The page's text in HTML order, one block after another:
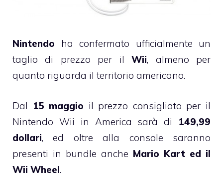
Nintendo ha confermato ufficialmente un
taglio di prezzo per ilWii, almeno per
quanto riguarda il territorio americano.
Dal 15 maggio il prezzo consigliato per il
Nintendo Wii in America sarà di 149,99
dollari, ed oltre alla console saranno
presenti in bundle anche Mario Kart ed il
Wii Wheel.